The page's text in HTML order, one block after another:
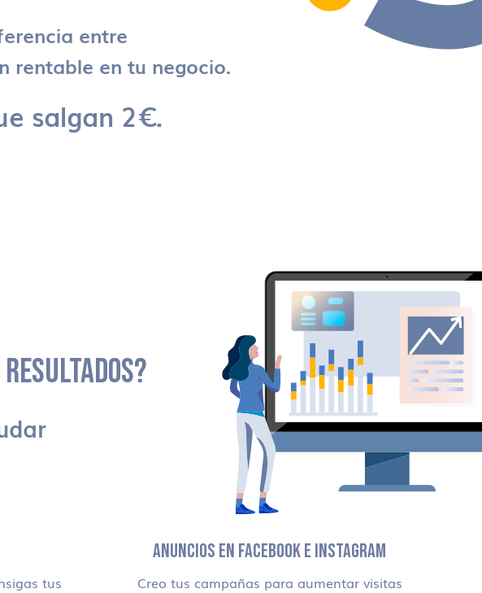
entre
rentable en tu negocio.
salgan 2€.
tus
ANUNCIOS EN FACEBOOK E INSTAGRAM
Creo tus campañas para aumentar visitas